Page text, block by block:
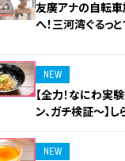
友廣アナの自転車
へ！三河湾ぐるっ
NEW
【全力！なにわ実
ン、ガチ検証～】
バラミンチの油そ
NEW